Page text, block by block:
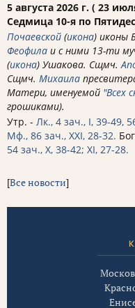
5 августа 2026 г. ( 23
Седмица 10-я по
Почаевской (икона) иконы
Феофила и с ними 13-ти
(икона) Ушакова. Сщмч.
Сщмч. Михаила
Матери, именуемой "Всех
грошиками).
Утр. - Лк., 4 зач., I, 39-49,
Мф., 86 зач., XXI, 28-32.
54 зач., X, 38-42; XI, 27-28.
[Все новости]